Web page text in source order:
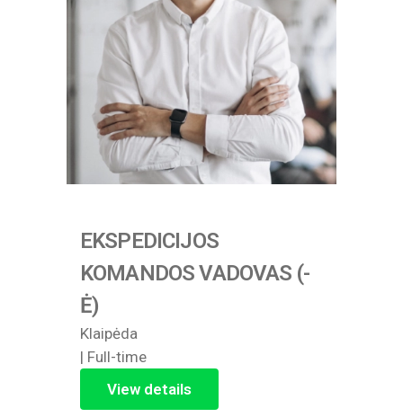
EKSPEDICIJOS
KOMANDOS VADOVAS (-
Ė)
Klaipėda
| Full-time
View details